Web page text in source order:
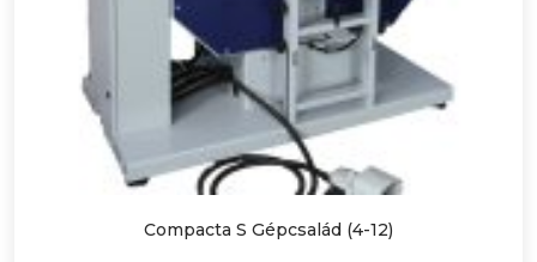
Compacta S Gépcsalád (4-12)